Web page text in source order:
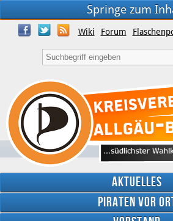
Springe zum
Wiki Forum
Aktuelles
Piraten vor